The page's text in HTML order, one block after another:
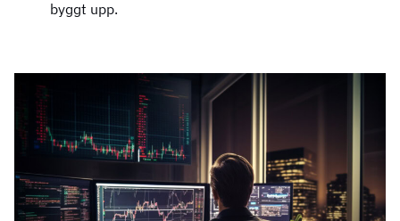
byggt upp.